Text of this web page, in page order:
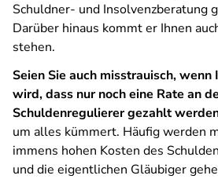
Schuldner- und Insolvenzberatung
Darüber hinaus kommt er Ihnen
stehen.
Seien Sie auch misstrauisch, wenn
wird, dass nur noch eine Rate an
Schuldenregulierer gezahlt
um alles kümmert. Häufig werden
immens hohen Kosten des
und die eigentlichen Gläubiger